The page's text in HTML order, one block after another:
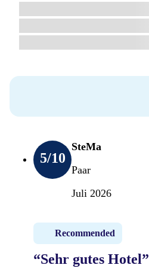
5/10
SteMa
Paar
Juli 2026
Recommended
“Sehr gutes Hotel”